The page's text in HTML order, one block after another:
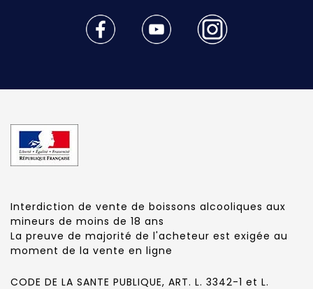
Interdiction de vente de boissons alcooliques aux
mineurs de moins de 18 ans
La preuve de majorité de l'acheteur est exigée au
moment de la vente en ligne
CODE DE LA SANTE PUBLIQUE, ART. L. 3342-1 et L.